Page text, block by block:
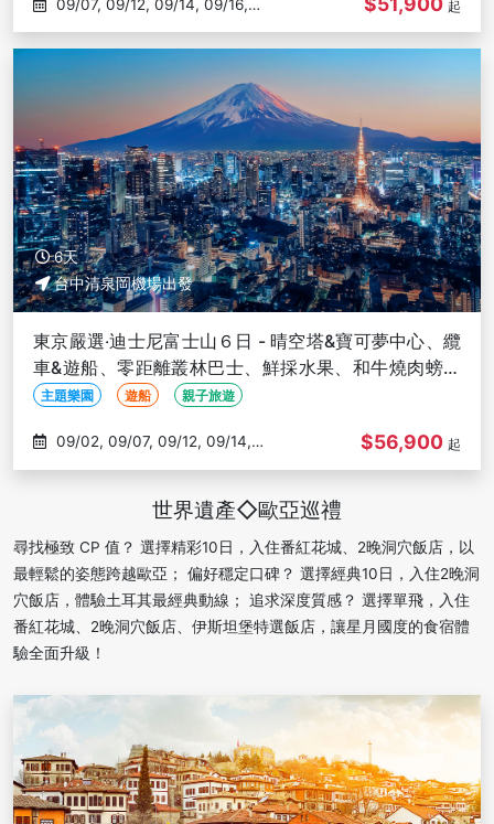
09/28
起
6天
台中清泉岡機場出發
東京嚴選‧迪士尼富士山６日 - 晴空塔&寶可夢中心、纜
車&遊船、零距離叢林巴士、鮮採水果、和牛燒肉螃蟹
食べ放題-台中出發
主題樂園 遊船 親子旅遊
09/16
$56,900 起
世界遺產◇歐亞巡禮
尋找極致 CP 值？ 選擇精彩10日，入住番紅花城、2晚洞穴飯店，以
最輕鬆的姿態跨越歐亞； 偏好穩定口碑？ 選擇經典10日，入住2晚洞
穴飯店，體驗土耳其最經典動線； 追求深度質感？ 選擇單飛，入住
番紅花城、2晚洞穴飯店、伊斯坦堡特選飯店，讓星月國度的食宿體
驗全面升級！